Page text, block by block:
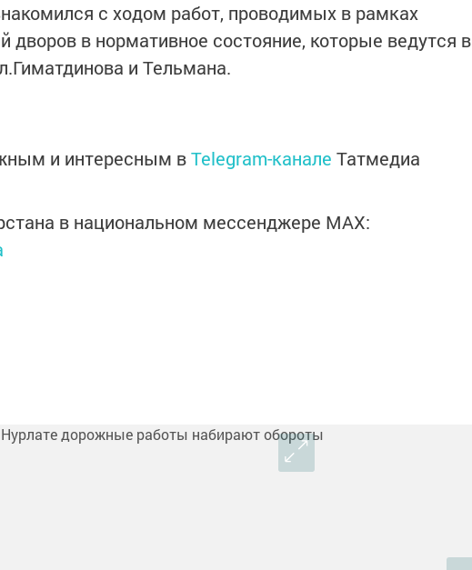
с ходом работ, проводимых в рамках
дворов в нормативное состояние, которые ведутся в
и Тельмана.
и интересным вTelegram-канале Татмедиа
в национальном мессенджере MАХ: